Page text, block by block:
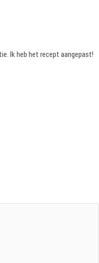
Ik heb het recept aangepast!